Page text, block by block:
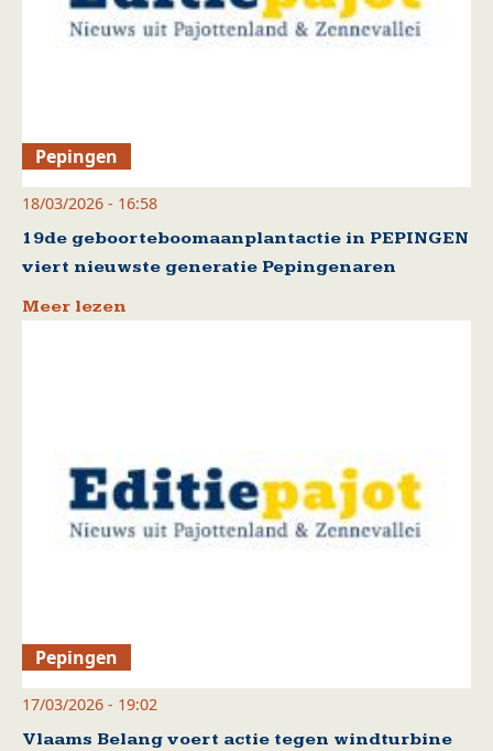
Pepingen
18/03/2026 - 16:58
19de geboorteboomaanplantactie in PEPINGEN
viert nieuwste generatie Pepingenaren
Meer lezen
Pepingen
17/03/2026 - 19:02
Vlaams Belang voert actie tegen windturbine